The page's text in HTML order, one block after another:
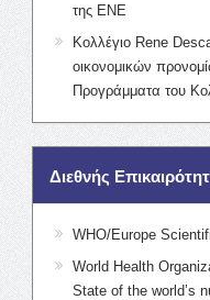
της ΕΝΕ
Κολλέγιο Rene
οικονομικών
Προγράμματα του
Διεθνής
WHO/Europe
World Health
State of the world’s